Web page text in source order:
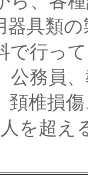
器具類
で行っ
公務員
頚椎損
を超え